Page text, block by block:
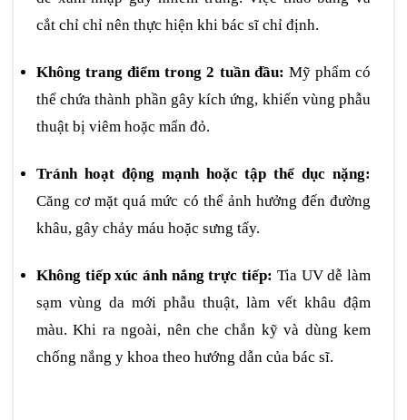
cắt chỉ chỉ nên thực hiện khi bác sĩ chỉ định.
Không trang điểm trong 2 tuần đầu: Mỹ phẩm có
thể chứa thành phần gây kích ứng, khiến vùng phẫu
thuật bị viêm hoặc mẩn đỏ.
Tránh hoạt động mạnh hoặc tập thể dục nặng:
Căng cơ mặt quá mức có thể ảnh hưởng đến đường
khâu, gây chảy máu hoặc sưng tấy.
Không tiếp xúc ánh nắng trực tiếp: Tia UV dễ làm
sạm vùng da mới phẫu thuật, làm vết khâu đậm
màu. Khi ra ngoài, nên che chắn kỹ và dùng kem
chống nắng y khoa theo hướng dẫn của bác sĩ.